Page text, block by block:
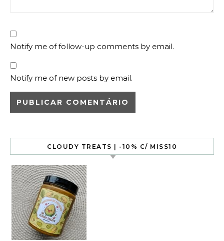
Notify me of follow-up comments by email.
Notify me of new posts by email.
CLOUDY TREATS | -10% C/ MISS10